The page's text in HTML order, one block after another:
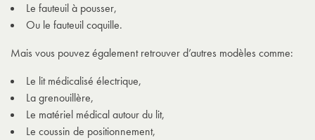
Le fauteuil à pousser,
Ou le fauteuil coquille.
Mais vous pouvez également retrouver d’autres modèles comme:
Le lit médicalisé électrique,
La grenouillère,
Le matériel médical autour du lit,
Le coussin de positionnement,